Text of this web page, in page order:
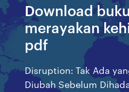
Download
merayakan
pdf
Disruption: Tak Ada
Diubah Sebelum